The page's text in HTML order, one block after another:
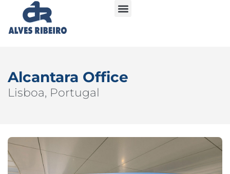
Alcantara Office
Lisboa, Portugal